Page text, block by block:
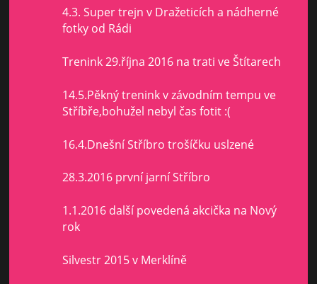
4.3. Super trejn v Dražeticích a nádherné
fotky od Rádi
Trenink 29.října 2016 na trati ve Štítarech
14.5.Pěkný trenink v závodním tempu ve
Stříbře,bohužel nebyl čas fotit :(
16.4.Dnešní Stříbro trošíčku uslzené
28.3.2016 první jarní Stříbro
1.1.2016 další povedená akcička na Nový
rok
Silvestr 2015 v Merklíně